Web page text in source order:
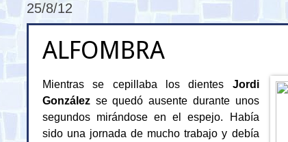
25/8/12
ALFOMBRA
Mientras se cepillaba los dientes Jordi
González se quedó ausente durante unos
segundos mirándose en el espejo. Había
sido una jornada de mucho trabajo y debía